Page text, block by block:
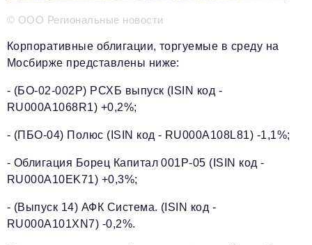
© ООО Региональные новости
Корпоративные облигации, торгуемые в среду на
Мосбирже представлены ниже:
- (БО-02-002Р) РСХБ выпуск (ISIN код -
RU000A1068R1) +0,2%;
- (ПБО-04) Полюс (ISIN код - RU000A108L81) -1,1%;
- Облигация Борец Капитал 001Р-05 (ISIN код -
RU000A10EK71) +0,3%;
- (Выпуск 14) АФК Система. (ISIN код -
RU000A101XN7) -0,2%.